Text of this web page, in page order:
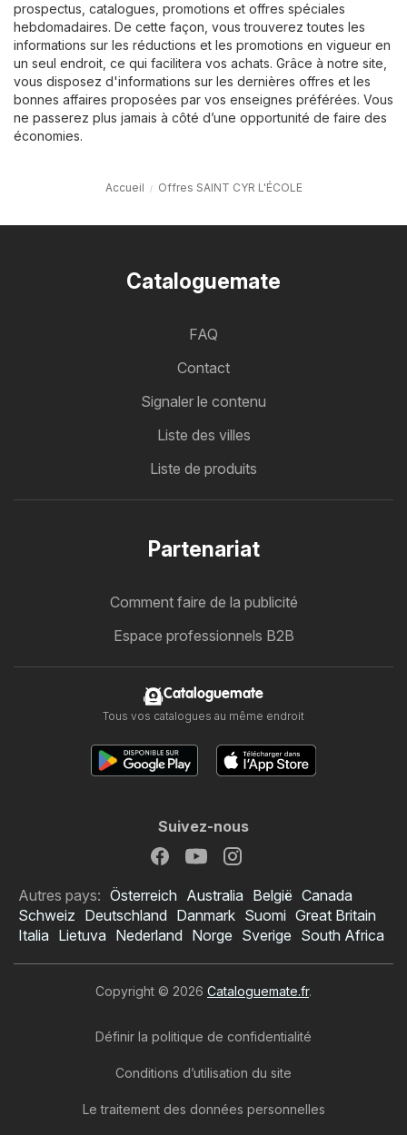
prospectus, catalogues, promotions et offres spéciales
hebdomadaires. De cette façon, vous trouverez toutes les
informations sur les réductions et les promotions en vigueur en
un seul endroit, ce qui facilitera vos achats. Grâce à notre site,
vous disposez d'informations sur les dernières offres et les
bonnes affaires proposées par vos enseignes préférées. Vous
ne passerez plus jamais à côté d’une opportunité de faire des
économies.
Accueil Offres SAINT CYR L'ÉCOLE
Cataloguemate
FAQ
Contact
Signaler le contenu
Liste des villes
Liste de produits
Partenariat
Comment faire de la publicité
Espace professionnels B2B
Cataloguemate
Tous vos catalogues au même endroit
Suivez-nous
Autres pays: Österreich Australia België Canada
Schweiz Deutschland Danmark Suomi Great Britain
Italia Lietuva Nederland Norge Sverige South Africa
Copyright © 2026 Cataloguemate.fr.
Définir la politique de confidentialité
Conditions d’utilisation du site
Le traitement des données personnelles